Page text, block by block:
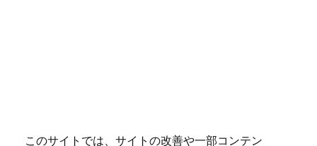
このサイトでは、サイトの改善や一部コンテン